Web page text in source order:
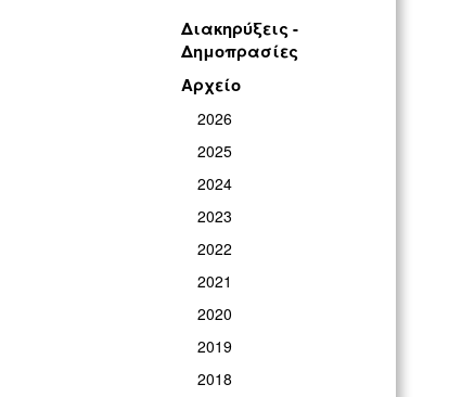
Διακηρύξεις -
Δημοπρασίες
Αρχείο
2026
2025
2024
2023
2022
2021
2020
2019
2018